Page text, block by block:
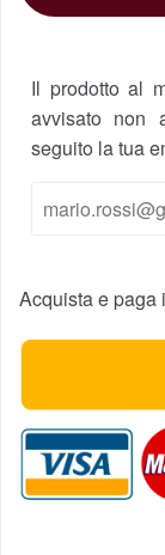
Il prodotto al
avvisato non
seguito la tua
Acquista e paga